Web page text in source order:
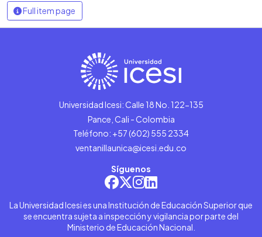
Full item page
Universidad Icesi: Calle 18 No. 122-135
Pance, Cali - Colombia
Teléfono: +57 (602) 555 2334
ventanillaunica@icesi.edu.co
Síguenos
La Universidad Icesi es una Institución de Educación Superior que
se encuentra sujeta a inspección y vigilancia por parte del
Ministerio de Educación Nacional.